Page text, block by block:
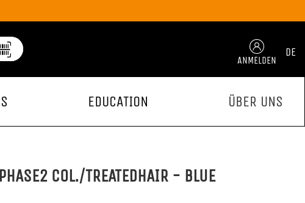
ANMELDEN
DE
EDUCATION ÜBER UNS
COL./TREATEDHAIR - BLUE